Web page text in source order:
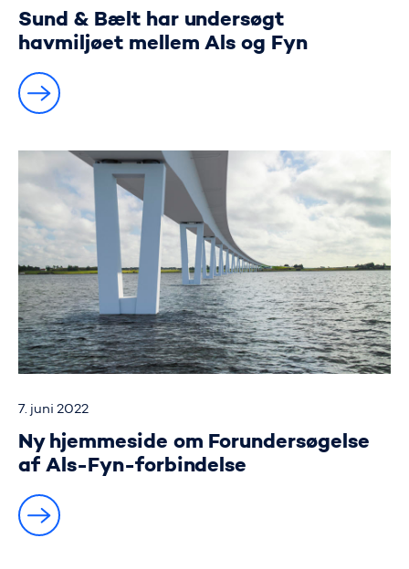
Sund & Bælt har undersøgt
havmiljøet mellem Als og Fyn
7. juni 2022
Ny hjemmeside om Forundersøgelse
af Als-Fyn-forbindelse